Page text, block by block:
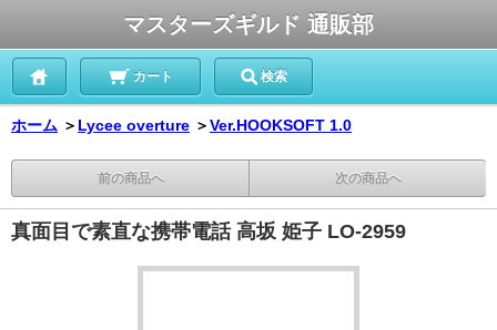
マスターズギルド 通販部
カート 検索
ホーム ＞ Lycee overture ＞Ver.HOOKSOFT 1.0
前の商品へ 次の商品へ
真面目で素直な携帯電話 高坂 姫子 LO-2959